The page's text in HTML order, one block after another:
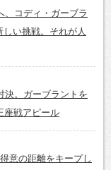
、コディ・ガーブラ
い挑戦。それが人
決。ガーブラントを
座戦アピール
意の距離をキープし